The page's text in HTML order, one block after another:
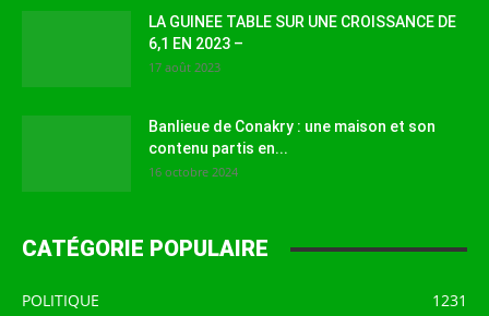
LA GUINEE TABLE SUR UNE CROISSANCE DE
6,1 EN 2023 –
17 août 2023
Banlieue de Conakry : une maison et son
contenu partis en...
16 octobre 2024
CATÉGORIE POPULAIRE
POLITIQUE
1231